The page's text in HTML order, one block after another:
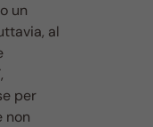
un
al
per
non